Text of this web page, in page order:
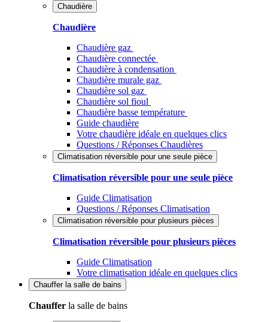
Chaudière
Chaudière
Chaudière gaz
Chaudière connectée
Chaudière à condensation
Chaudière murale gaz
Chaudière sol gaz
Chaudière sol fioul
Chaudière basse température
Guide chaudière
Votre chaudière idéale en quelques clics
Questions / Réponses Chaudières
Climatisation réversible pour une seule pièce
Climatisation réversible pour une seule pièce
Guide Climatisation
Questions / Réponses Climatisation
Climatisation réversible pour plusieurs pièces
Climatisation réversible pour plusieurs pièces
Guide Climatisation
Votre climatisation idéale en quelques clics
Chauffer la salle de bains
Chauffer la salle de bains